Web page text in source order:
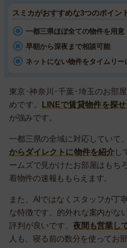
スミカがおすすめな3つのポイン
一都三県ほぼ全ての物件を用意
早朝から深夜まで相談可能
ネットにない物件をタイムリー
東京･神奈川･千葉･埼玉のお部
めです。
LINEで賃貸物件を探
が強みです。
一都三県の全域に対応していて、
からダイレクトに物件を紹介し
ームズで見かけたお部屋はもち
着物件の速報ももらえます。
また、AIではなくスタッフが丁
な特徴です。的外れな案内がな
評判が良いです。 夜間も営業し
人も、寝る前の数分を使ってお